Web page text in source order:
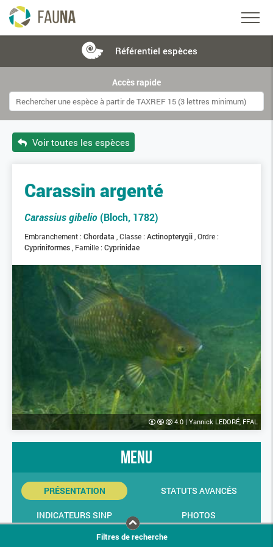
Référentiel espèces
Accès rapide
Voir toutes les espèces
Carassin argenté
Carassius gibelio (Bloch, 1782)
Embranchement : Chordata Classe : Actinopterygii Ordre :
Cypriniformes Famille : Cyprinidae
4.0 | Yannick LEDORÉ, FFAL
menu
PRÉSENTATION STATUTS AVANCÉS
INDICATEURS SINP
PHOTOS
Filtres de recherche